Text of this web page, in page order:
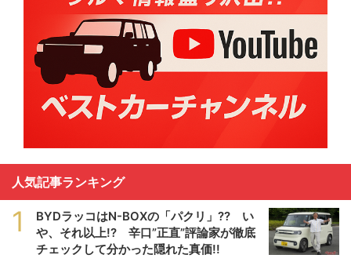
人気記事ランキング
1
BYDラッコはN-BOXの「パクリ」?? い
や、それ以上!? 辛口”正直”評論家が徹底
チェックして分かった隠れた真価!!